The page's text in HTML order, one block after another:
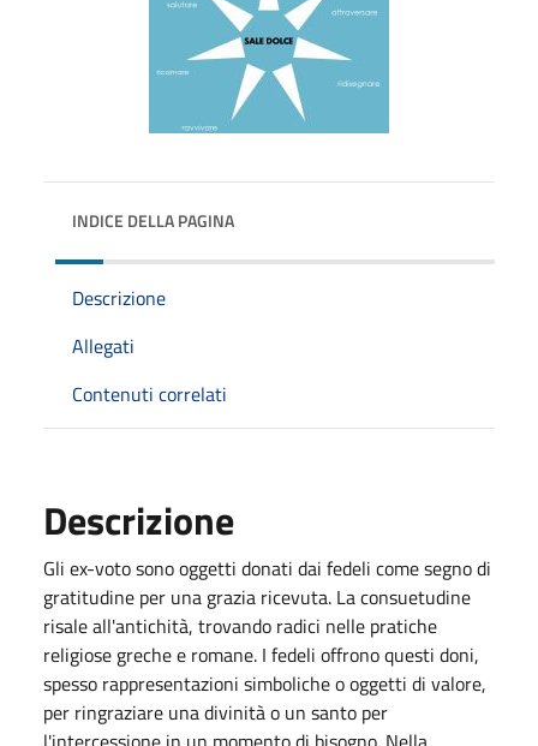
INDICE DELLA PAGINA
Descrizione
Allegati
Contenuti correlati
Descrizione
Gli ex-voto sono oggetti donati dai fedeli come segno di
gratitudine per una grazia ricevuta. La consuetudine
risale all'antichità, trovando radici nelle pratiche
religiose greche e romane. I fedeli offrono questi doni,
spesso rappresentazioni simboliche o oggetti di valore,
per ringraziare una divinità o un santo per